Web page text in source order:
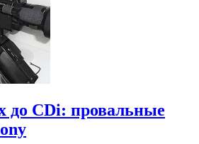
до CDi: провальные